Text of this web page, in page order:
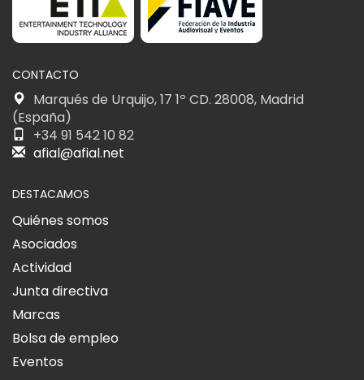
CONTACTO
Marqués de Urquijo, 17 1º CD. 28008, Madrid
(España)
+34 91 542 10 82
afial@afial.net
DESTACAMOS
Quiénes somos
Asociados
Actividad
Junta directiva
Marcas
Bolsa de empleo
Eventos